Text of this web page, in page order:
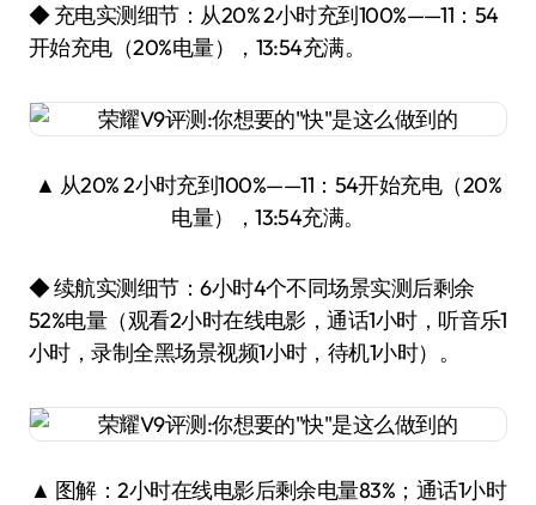
◆ 充电实测细节：从20% 2小时充到100%——11：54
开始充电（20%电量），13:54充满。
▲ 从20% 2小时充到100%——11：54开始充电（20%
电量），13:54充满。
◆ 续航实测细节：6小时4个不同场景实测后剩余
52%电量（观看2小时在线电影，通话1小时，听音乐1
小时，录制全黑场景视频1小时，待机1小时）。
▲ 图解：2小时在线电影后剩余电量83%；通话1小时